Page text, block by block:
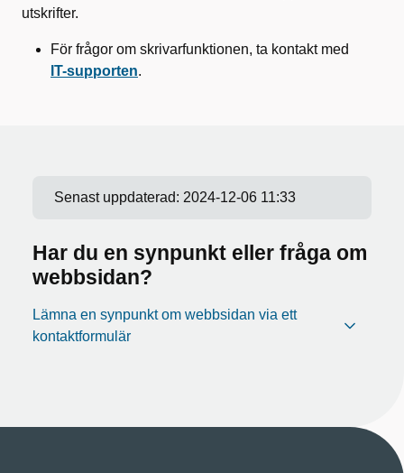
utskrifter.
För frågor om skrivarfunktionen, ta kontakt med
IT-supporten.
Senast uppdaterad: 2024-12-06 11:33
Har du en synpunkt eller fråga om
webbsidan?
Lämna en synpunkt om webbsidan via ett
kontaktformulär